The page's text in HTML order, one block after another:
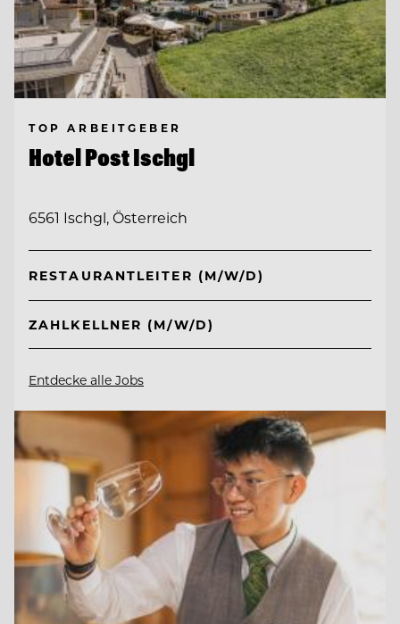
TOP ARBEITGEBER
Hotel Post Ischgl
6561 Ischgl, Österreich
RESTAURANTLEITER (M/W/D)
ZAHLKELLNER (M/W/D)
Entdecke alle Jobs